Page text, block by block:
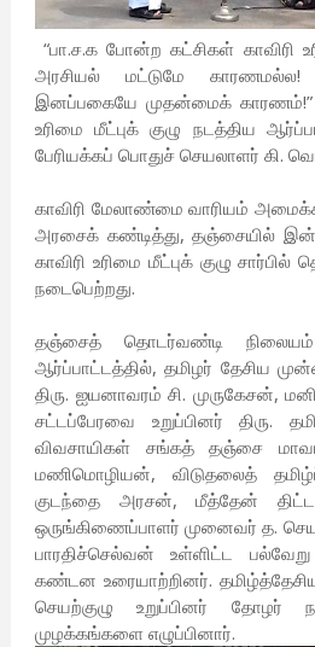
“பா.ச.க போன்ற கட்சிகள் காவிரி
அரசியல் மட்டுமே காரணமல்ல!
இனப்பகையே முதன்மைக் காரணம்!”
உரிமை மீட்புக் குழு நடத்திய
பேரியக்கப் பொதுச் செயலாளர் கி.
காவிரி மேலாண்மை வாரியம் அமைக்க
அரசைக் கண்டித்து, தஞ்சையில்
காவிரி உரிமை மீட்புக் குழு
நடைபெற்றது.
தஞ்சைத் தொடர்வண்டி
ஆர்ப்பாட்டத்தில், தமிழர் தேசிய
திரு. ஐயனாவரம் சி. முருகேசன்,
சட்டப்பேரவை உறுப்பினர் திரு.
விவசாயிகள் சங்கத் தஞ்சை
மணிமொழியன், விடுதலைத்
குடந்தை அரசன், மீத்தேன் திட்ட
ஒருங்கிணைப்பாளர் முனைவர் த.
பாரதிச்செல்வன் உள்ளிட்ட
கண்டன உரையாற்றினர்.
செயற்குழு உறுப்பினர்
முழக்கங்களை எழுப்பினார்.